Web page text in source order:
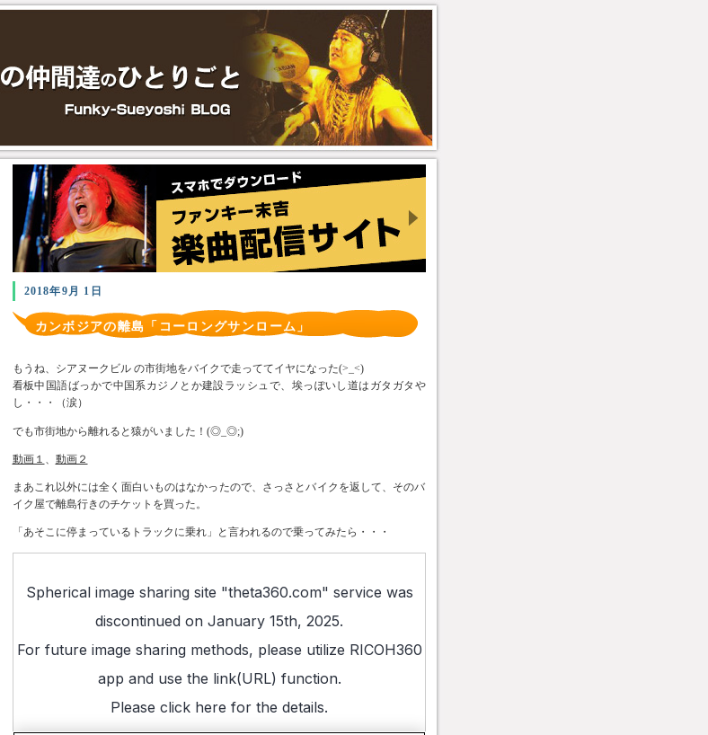
2018年9月 1日
カンボジアの離島「コーロングサンローム」
もうね、シアヌークビル の市街地をバイクで走っててイヤになった(>_<)
看板中国語ばっかで中国系カジノとか建設ラッシュで、埃っぽいし道はガタガタや
し・・・（涙）
でも市街地から離れると猿がいました！(◎_◎;)
動画１ 、 動画２
まあこれ以外には全く面白いものはなかったので、さっさとバイクを返して、そのバ
イク屋で離島行きのチケットを買った。
「あそこに停まっているトラックに乗れ」と言われるので乗ってみたら・・・